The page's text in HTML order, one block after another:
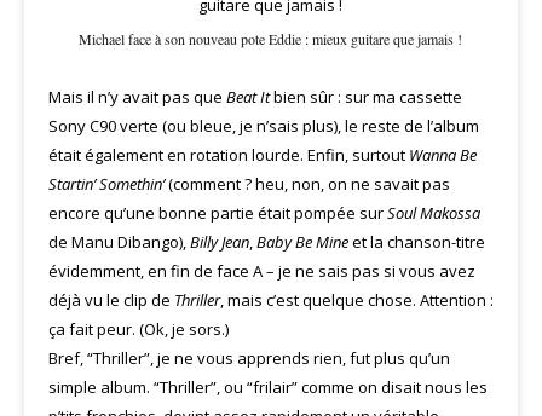
Michael face à son nouveau pote Eddie : mieux guitare que jamais !
Mais il n’y avait pas que Beat Itbien sûr : sur ma cassette
Sony C90 verte (ou bleue, je n’sais plus), le reste de l’album
était également en rotation lourde. Enfin, surtout Wanna Be
Startin’ Somethin’(comment ? heu, non, on ne savait pas
encore qu’une bonne partie était pompée surSoul Makossa
de Manu Dibango),Billy Jean,Baby Be Mineet la chanson-titre
évidemment, en fin de face A – je ne sais pas si vous avez
déjà vu le clip de Thriller, mais c’est quelque chose. Attention :
ça fait peur. (Ok, je sors.)
Bref, “Thriller”, je ne vous apprends rien, fut plus qu’un
simple album. “Thriller”, ou “frilair” comme on disait nous les